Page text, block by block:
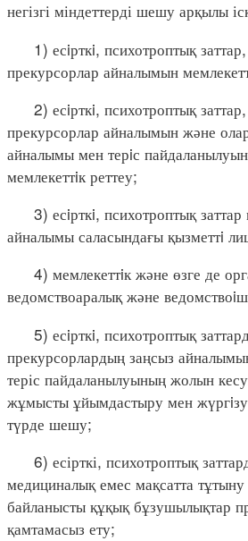
негізгі міндеттерді шешу арқылы
1) есiрткi, психотроптық заттар,
прекурсорлар айналымын
2) есiрткi, психотроптық заттар,
прекурсорлар айналымын және
айналымы мен терiс
мемлекеттiк реттеу;
3) есiрткi, психотроптық заттар
айналымы саласындағы қызметтi
4) мемлекеттiк және өзге де
ведомствоаралық және
5) есiрткi, психотроптық
прекурсорлардың заңсыз
теріс пайдаланылуының жолын
жұмысты ұйымдастыру мен
түрде шешу;
6) есірткі, психотроптық
медициналық емес мақсатта
байланысты құқық бұзушылықтар
қамтамасыз ету;